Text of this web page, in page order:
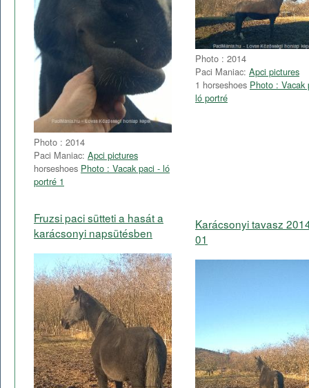
Photo : 2014
Paci Maniac: Apci pictures
horseshoes Photo : Vacak paci - ló
portré 1
Photo : 2014
Paci Maniac: Apci pictures
1 horseshoes Photo : Vacak
ló portré
Fruzsi paci sütteti a hasát a
karácsonyi napsütésben
Karácsonyi tavasz
01